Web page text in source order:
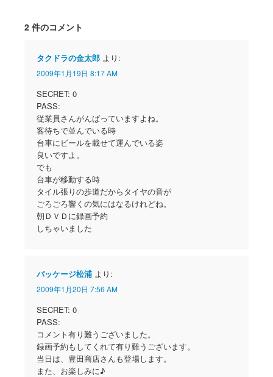
2 件のコメント
タクドラの金太郎 より:
2009年1月19日 8:17 AM
SECRET: 0
PASS:
従業員さんがんばっていますよね。
客待ちで並んでいる時
台車にビールを載せて運んでいる姿
良いですよ。
でも
台車が移動する時
タイル張りの歩道だからタイヤの音が
ごろごろ響くの気にはなるけれどね。
朝ＤＶＤに録画予約
しちゃいました
パッケージ松浦 より:
2009年1月20日 7:56 AM
SECRET: 0
PASS:
コメント有り難うございました。
録画予約もしてくれて有り難うございます。
当日は、豊田商店さんも登場します。
また、お楽しみに♪